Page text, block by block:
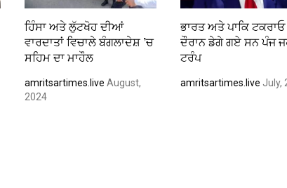
ਹਿੰਸਾ ਅਤੇ ਲੁੱਟਖੋਹ ਦੀਆਂ
ਵਾਰਦਾਤਾਂ ਵਿਚਾਲੇ ਬੰਗਲਾਦੇਸ਼ ’ਚ
ਸਹਿਮ ਦਾ ਮਾਹੌਲ
amritsartimes.live August,
2024
ਭਾਰਤ ਅਤੇ ਪਾਕਿ ਟਕਰਾਓ
ਦੌਰਾਨ ਡੇਗੇ ਗਏ ਸਨ ਪੰਜ
ਟਰੰਪ
amritsartimes.live July,